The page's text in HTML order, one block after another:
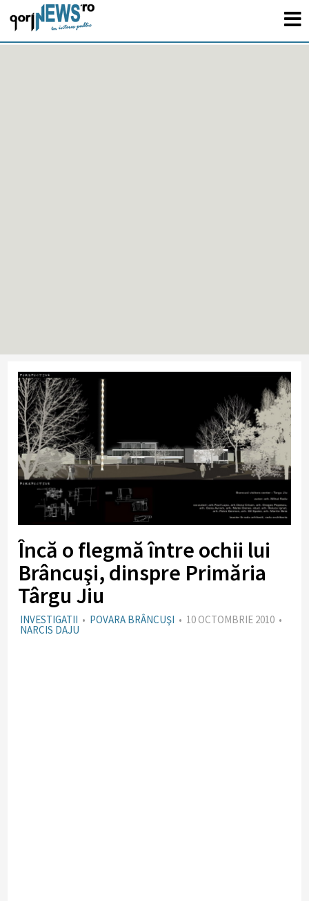
Încă o flegmă între ochii lui
Brâncuşi, dinspre Primăria
Târgu Jiu
INVESTIGATII • POVARA BRÂNCUŞI • 10 OCTOMBRIE 2010 •
NARCIS DAJU